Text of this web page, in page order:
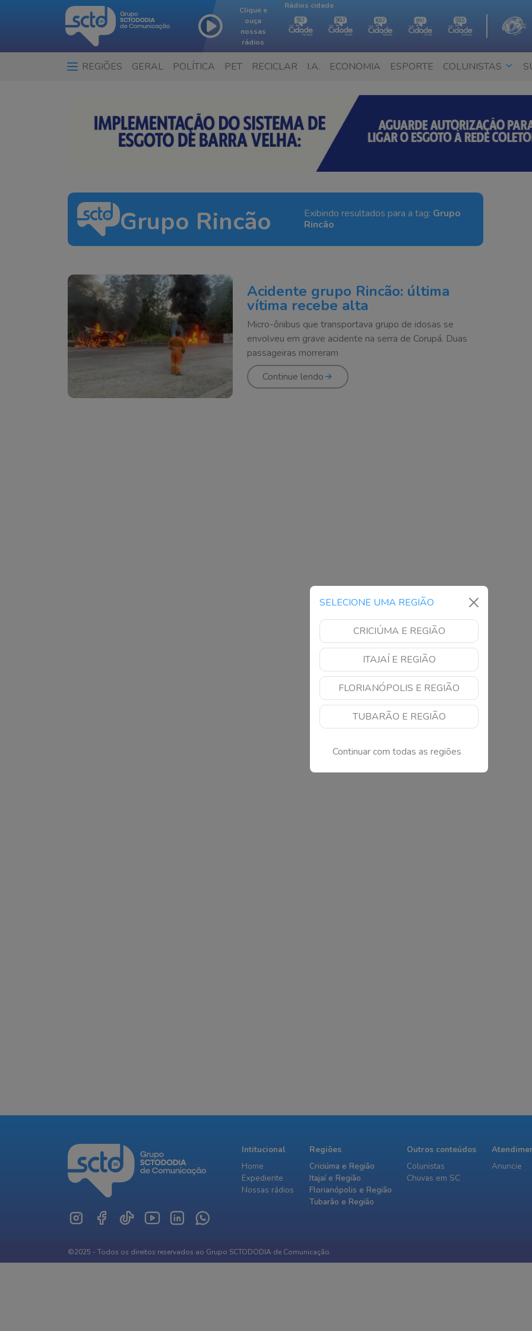
Clique e
ouça
nossas
rádios
Rádios cidade
REGIÕES GERAL POLÍTICA PET RECICLAR I.A. ECONOMIA ESPORTE COLUNISTAS
SELECIONE UMA REGIÃO
CRICIÚMA E REGIÃO
ITAJAÍ E REGIÃO
FLORIANÓPOLIS E REGIÃO
TUBARÃO E REGIÃO
Continuar com todas as regiões
Grupo Rincão Exibindo resultados para a tag: Grupo
Rincão
Acidente grupo Rincão: última
vítima recebe alta
Micro-ônibus que transportava grupo de idosas se
envolveu em grave acidente na serra de Corupá. Duas
passageiras morreram
Continue lendo
Intitucional
Home
Expediente
Nossas rádios
Regiões
Criciúma e Região
Itajaí e Região
Florianópolis e Região
Tubarão e Região
Outros conteúdos
Colunistas
Chuvas em SC
Anuncie
©2025 - Todos os direitos reservados ao Grupo SCTODODIA de Comunicação.